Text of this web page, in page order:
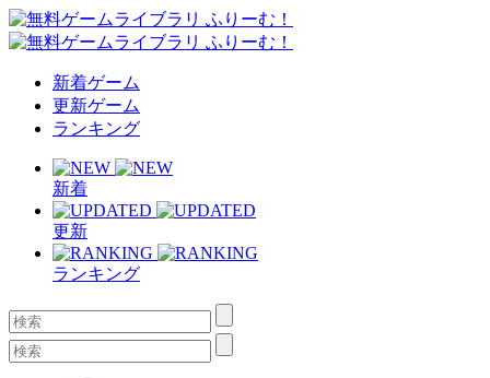
新着ゲーム
更新ゲーム
ランキング
新着
更新
ランキング